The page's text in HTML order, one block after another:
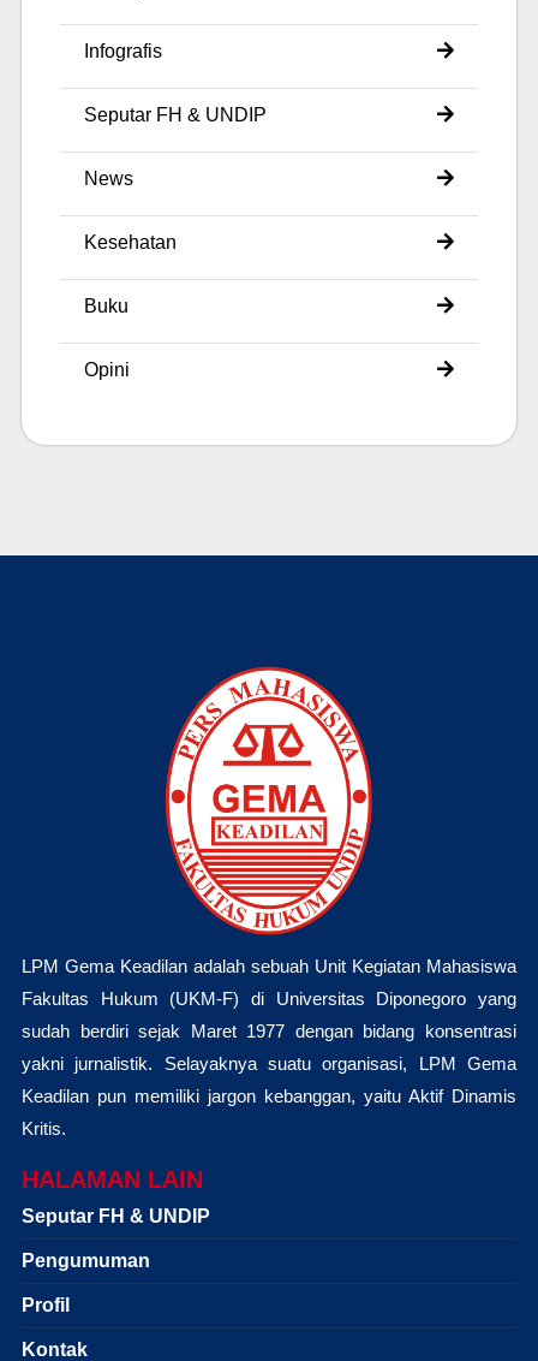
Infografis
Seputar FH & UNDIP
News
Kesehatan
Buku
Opini
LPM Gema Keadilan adalah sebuah Unit Kegiatan Mahasiswa
Fakultas Hukum (UKM-F) di Universitas Diponegoro yang
sudah berdiri sejak Maret 1977 dengan bidang konsentrasi
yakni jurnalistik. Selayaknya suatu organisasi, LPM Gema
Keadilan pun memiliki jargon kebanggan, yaitu Aktif Dinamis
Kritis.
HALAMAN LAIN
Seputar FH & UNDIP
Pengumuman
Profil
Kontak